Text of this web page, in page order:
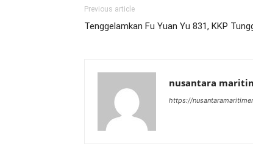
Previous article
Tenggelamkan Fu Yuan Yu 831, KKP
nusantara
https://